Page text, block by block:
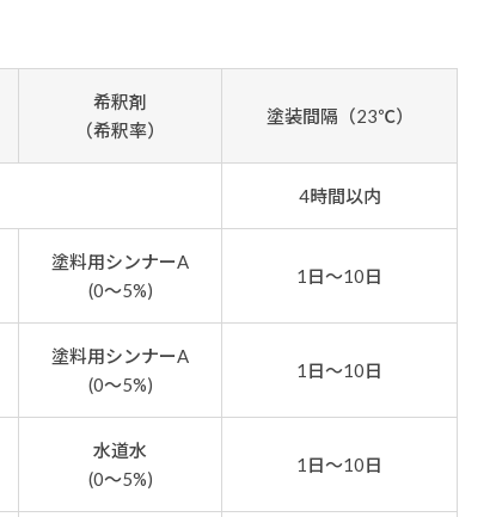
ダンジオーラシステム
希釈剤
（希釈率）
塗装間隔（23℃）
4時間以内
塗料用シンナーA
(0～5%)
1日～10日
塗料用シンナーA
(0～5%)
1日～10日
水道水
(0～5%)
1日～10日